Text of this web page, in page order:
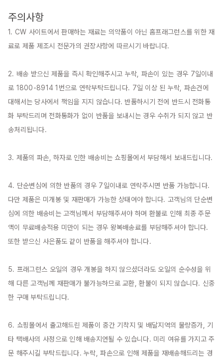
주의사항
1. CW 사이트에서 판매하는 재료는 의약품이 아닌 홈프래그런스를 위한 재
료로 제품 제조시 전문가의 권장사항에 따르시기 바랍니다.
2. 배송 받으신 제품을 즉시 확인해주시고 누락, 파손이 있는 경우 7일이내
로 1800-8914 1번으로 연락부탁드립니다. 7일 이상 된 누락, 파손건에
대해서는 당사에서 책임을 지지 않습니다. 반품하시기 전에 반드시 전화통
화 부탁드리며 전화통화가 없이 반품을 보내시는 경우 수취가 되지 않고 반
송처리됩니다.
3. 제품의 파손, 하자로 인한 배송비는 쇼핑몰에서 부담해서 보내드립니다.
4. 단순변심에 의한 반품의 경우 7일이내로 연락주시면 반품 가능합니다.
다만 제품은 미개봉 및 재판매가 가능한 상태여야 합니다. 고객님의 단순변
심에 의한 배송비는 고객님께서 부담해주셔야 하며 환불로 인해 최종 주문
액이 무료배송적용 미만이 되는 경우 왕복배송료를 부담해주셔야 합니다.
또한 받으신 사은품도 같이 반품을 해주셔야 합니다.
5. 프래그런스 오일의 경우 개봉을 하지 않으셨더라도 오일의 순수성을 위
해 다른 고객님께 재판매가 불가능하므로 교환, 환불이 되지 않습니다. 신중
한 구매 부탁드립니다.
6. 쇼핑몰에서 출고해드린 제품이 중간 기착지 및 배달지역의 물량증가, 기
타 택배사의 사정으로 인해 배송지연될 수 있습니다. 미리 여유를 가지고 주
문 해주시길 부탁드립니다. 누락, 파손으로 인해 제품을 재배송해드리는 경